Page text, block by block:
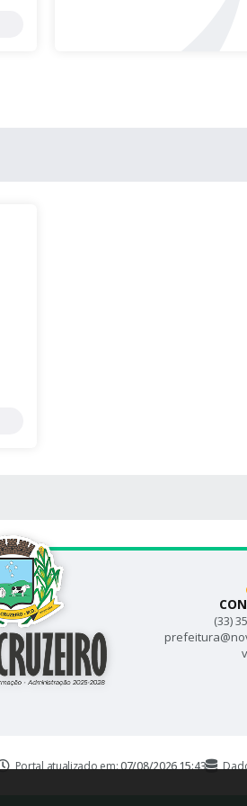
(33)
Portal atualizado em:07/08/2026 15:43